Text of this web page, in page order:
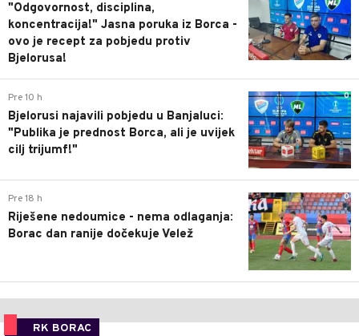
"Odgovornost, disciplina,
koncentracija!" Jasna poruka iz Borca -
ovo je recept za pobjedu protiv
Bjelorusa!
0
Pre 10 h
Bjelorusi najavili pobjedu u Banjaluci:
"Publika je prednost Borca, ali je uvijek
cilj trijumf!"
0
Pre 18 h
Riješene nedoumice - nema odlaganja:
Borac dan ranije dočekuje Velež
RK BORAC